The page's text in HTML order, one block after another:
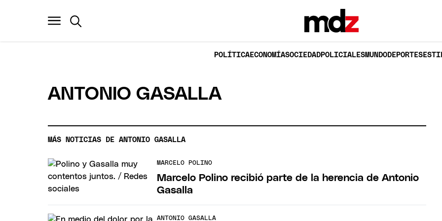
POLÍTICAECONOMÍASOCIEDADPOLICIALESMUNDODEPORTES
ANTONIO GASALLA
MÁS NOTICIAS DE ANTONIO GASALLA
MARCELO POLINO
Marcelo Polino recibió parte de la herencia de Antonio
Gasalla
ANTONIO GASALLA